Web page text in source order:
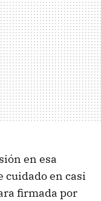
en esa
cuidado en casi
firmada por